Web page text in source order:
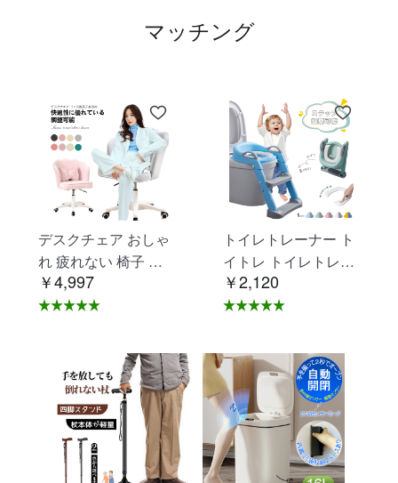
マッチング
デスクチェア おしゃ
れ 疲れない 椅子 白
ホワイト デスクチェ
ア 疲れにくい 学習椅
学習チェア オフィス
チェア パソコンチェ
ア ベロア調 インテリ
ア 椅子 イス 在宅ワ
ーク アシェル ブリリ
アント C-56
￥4,997
トイレトレーナー ト
イトレ トイレトレー
ニング トイレ 練習
折りたたみ おまる 補
供用 便座 トイレ補助
踏み台 男の子 女の子
子供 子ども トイトレ
送料無料 ステップ ス
テップ台 トイレ D-2
8
￥2,120